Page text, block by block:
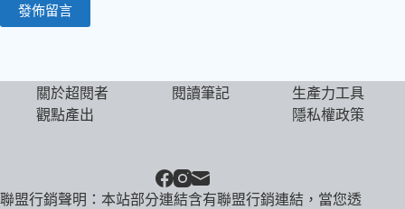
發佈留言
關於超閱者 閱讀筆記
生產力工具
觀點產出
隱私權政策
聯盟行銷聲明：本站部分連結含有聯盟行銷連結，當您透